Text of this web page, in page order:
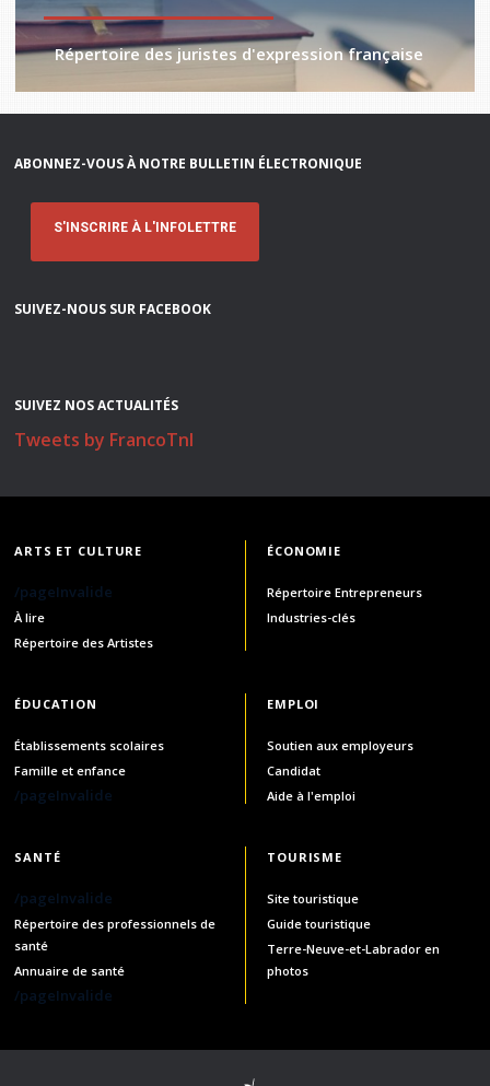
Répertoire des juristes d'expression française
ABONNEZ-VOUS À NOTRE BULLETIN ÉLECTRONIQUE
S'INSCRIRE À L'INFOLETTRE
SUIVEZ-NOUS SUR FACEBOOK
SUIVEZ NOS ACTUALITÉS
Tweets by FrancoTnl
ARTS ET CULTURE
/pageInvalide
À lire
Répertoire des Artistes
ÉCONOMIE
Répertoire Entrepreneurs
Industries-clés
ÉDUCATION
Établissements scolaires
Famille et enfance
/pageInvalide
EMPLOI
Soutien aux employeurs
Candidat
Aide à l'emploi
SANTÉ
/pageInvalide
Répertoire des professionnels de
santé
Annuaire de santé
/pageInvalide
TOURISME
Site touristique
Guide touristique
Terre-Neuve-et-Labrador en
photos